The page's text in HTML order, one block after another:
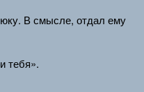
В смысле, отдал ему
тебя».